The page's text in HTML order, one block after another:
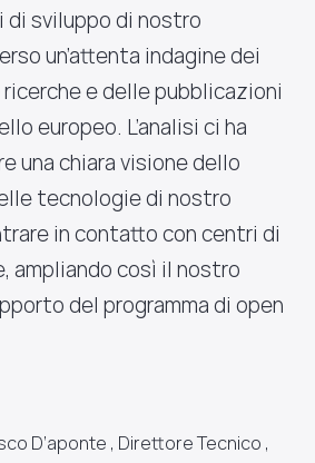
sviluppo di nostro
un’attenta indagine dei
e delle pubblicazioni
europeo. L’analisi ci ha
una chiara visione dello
tecnologie di nostro
in contatto con centri di
ampliando così il nostro
del programma di open
D’aponte , Direttore Tecnico ,